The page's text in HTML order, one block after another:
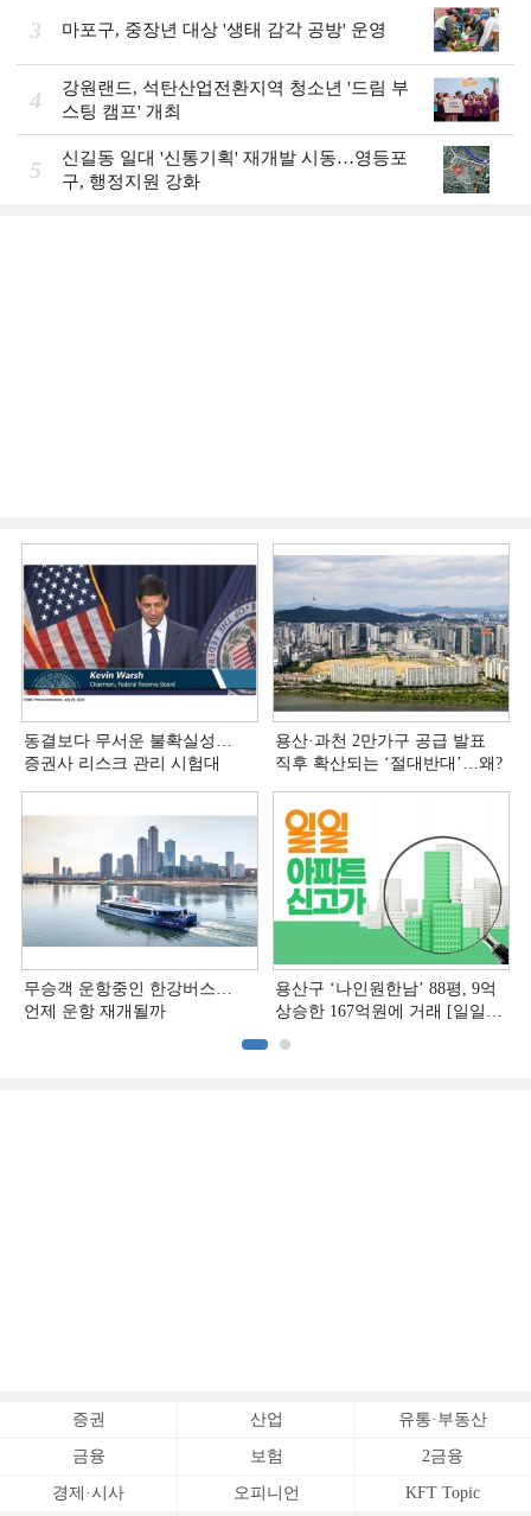
3 마포구, 중장년 대상 '생태 감각 공방' 운영
4
강원랜드, 석탄산업전환지역 청소년 '드림 부
스팅 캠프' 개최
5
신길동 일대 '신통기획' 재개발 시동…영등포
구, 행정지원 강화
동결보다 무서운 불확실성…
증권사 리스크 관리 시험대
용산·과천 2만가구 공급 발표
직후 확산되는 ‘절대반대’…왜?
무승객 운항중인 한강버스…
언제 운항 재개될까
용산구 ‘나인원한남’ 88평, 9억
상승한 167억원에 거래 [일일
증권 산업 유통·부동산
금융 보험 2금융
경제·시사 오피니언 KFT Topic